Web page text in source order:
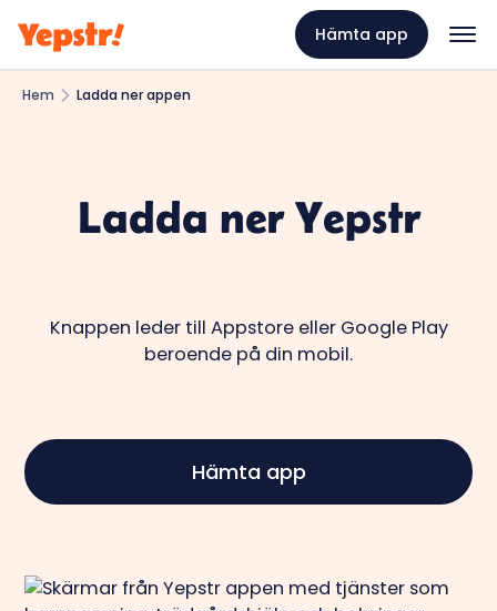
Hämta app
Hem Ladda ner appen
Ladda ner Yepstr
Knappen leder till Appstore eller Google Play
beroende på din mobil.
Hämta app